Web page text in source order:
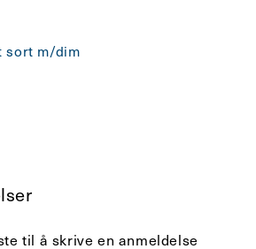
sort m/dim
til å skrive en anmeldelse